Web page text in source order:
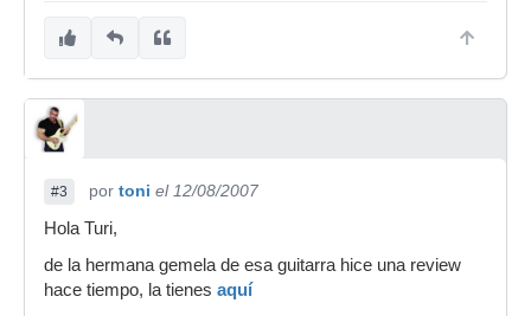
#3 por toni el 12/08/2007
Hola Turi,
de la hermana gemela de esa guitarra hice una review
hace tiempo, la tienes aquí